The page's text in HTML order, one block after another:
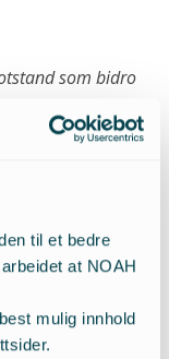
til et bedre
at NOAH
mulig innhold
som bidro
Men vi vil
og
oss langt for å